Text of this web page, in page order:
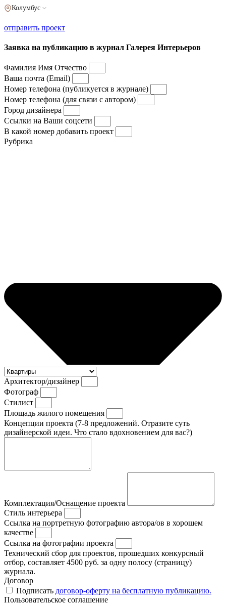
Колумбус
отправить проект
Заявка на публикацию в журнал Галерея Интерьеров
Фамилия Имя Отчество
Ваша почта (Email)
Номер телефона (публикуется в журнале)
Номер телефона (для связи с автором)
Город дизайнера
Ссылки на Ваши соцсети
В какой номер добавить проект
Рубрика
Архитектор/дизайнер
Фотограф
Стилист
Площадь жилого помещения
Концепции проекта (7-8 предложений. Отразите суть
дизайнерской идеи. Что стало вдохновением для вас?)
Комплектация/Оснащение проекта
Стиль интерьера
Ссылка на портретную фотографию автора/ов в хорошем
качестве
Ссылка на фотографии проекта
Технический сбор для проектов, прошедших конкурсный
отбор, составляет 4500 руб. за одну полосу (страницу)
журнала.
Договор
Подписать договор-оферту на бесплатную публикацию.
Пользовательское соглашение